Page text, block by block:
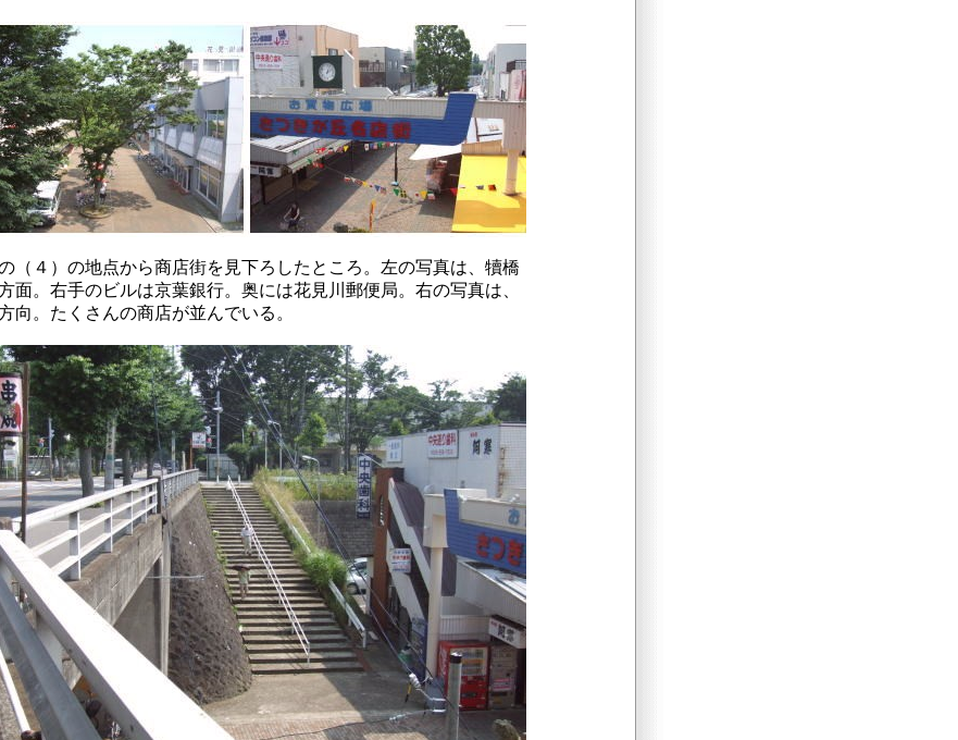
の（４）の地点から商店街を見下ろしたところ。左の写真は、犢橋
面。右手のビルは京葉銀行。奥には花見川郵便局。右の写真は、
向。たくさんの商店が並んでいる。